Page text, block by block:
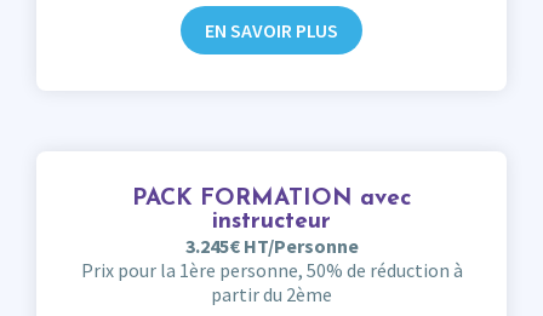
EN SAVOIR PLUS
PACK FORMATION avec
instructeur
3.245€ HT/Personne
Prix pour la 1ère personne, 50% de réduction à
partir du 2ème